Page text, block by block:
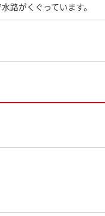
路がくぐっています。